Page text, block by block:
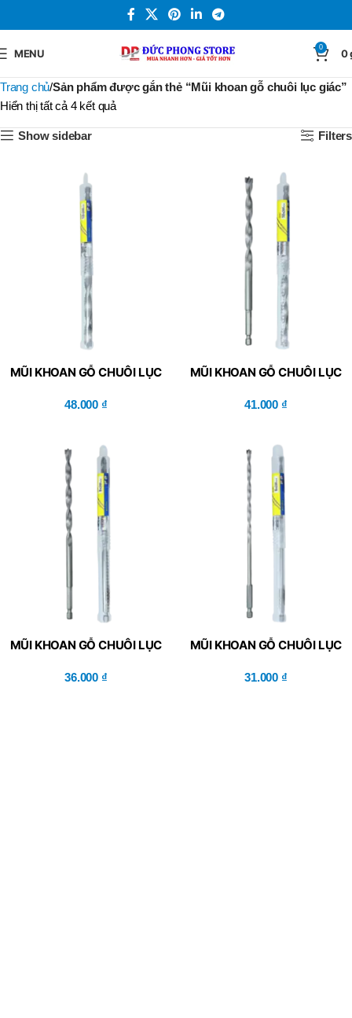
MENU 0 0
Trang chủ Sản phẩm được gắn thẻ “Mũi khoan gỗ chuôi lục giác”
Hiển thị tất cả 4 kết quả
Show sidebar Filters
MŨI KHOAN GỖ CHUÔI LỤC
48.000 ₫
MŨI KHOAN GỖ CHUÔI LỤC
41.000 ₫
MŨI KHOAN GỖ CHUÔI LỤC
36.000 ₫
MŨI KHOAN GỖ CHUÔI LỤC
31.000 ₫